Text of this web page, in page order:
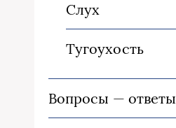
Слух
Тугоухость
Вопросы — ответы